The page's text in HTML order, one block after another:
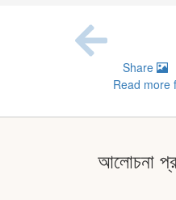
Share
Read more
আলোচনা